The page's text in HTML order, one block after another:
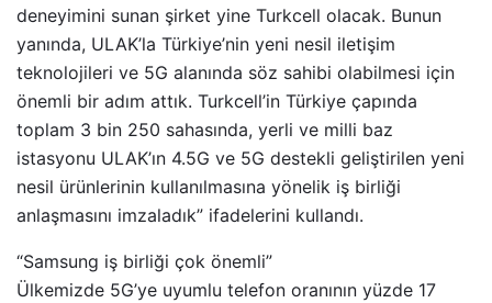
deneyimini sunan şirket yine Turkcell olacak. Bunun
yanında, ULAK’la Türkiye’nin yeni nesil iletişim
teknolojileri ve 5G alanında söz sahibi olabilmesi için
önemli bir adım attık. Turkcell’in Türkiye çapında
toplam 3 bin 250 sahasında, yerli ve milli baz
istasyonu ULAK’ın 4.5G ve 5G destekli geliştirilen yeni
nesil ürünlerinin kullanılmasına yönelik iş birliği
anlaşmasını imzaladık” ifadelerini kullandı.
“Samsung iş birliği çok önemli”
Ülkemizde 5G’ye uyumlu telefon oranının yüzde 17